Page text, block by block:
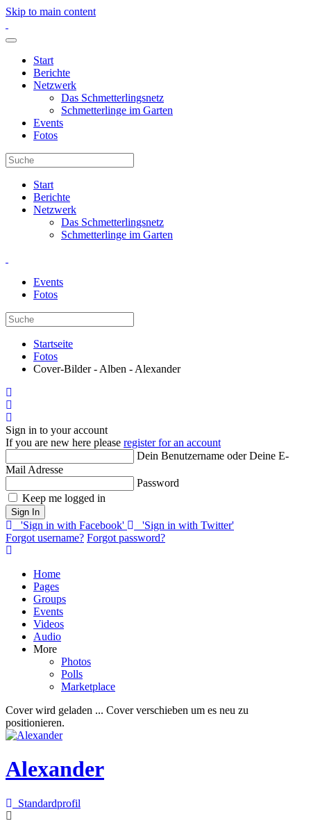
Skip to main content
Start
Berichte
Netzwerk
Das Schmetterlingsnetz
Schmetterlinge im Garten
Events
Fotos
Start
Berichte
Netzwerk
Das Schmetterlingsnetz
Schmetterlinge im Garten
Events
Fotos
Startseite
Fotos
Cover-Bilder - Alben - Alexander
Sign in to your account
If you are new here please register for an account
Dein Benutzername oder Deine E-
Mail Adresse
Password
Keep me logged in
Sign In
'Sign in with Facebook'
'Sign in with Twitter'
Forgot username? Forgot password?
Home
Pages
Groups
Events
Videos
Audio
More
Photos
Polls
Marketplace
Cover wird geladen ... Cover verschieben um es neu zu
positionieren.
Alexander
Standardprofil